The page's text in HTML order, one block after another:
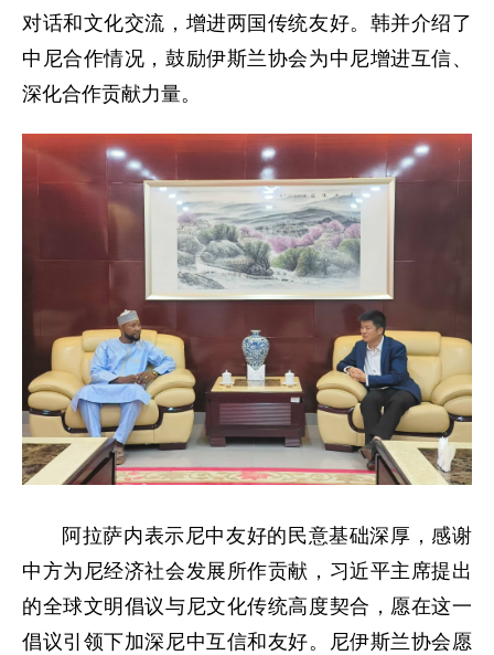
对话和文化交流，增进两国传统友好。韩并介绍了
中尼合作情况，鼓励伊斯兰协会为中尼增进互信、
深化合作贡献力量。
阿拉萨内表示尼中友好的民意基础深厚，感谢
中方为尼经济社会发展所作贡献，习近平主席提出
的全球文明倡议与尼文化传统高度契合，愿在这一
倡议引领下加深尼中互信和友好。尼伊斯兰协会愿